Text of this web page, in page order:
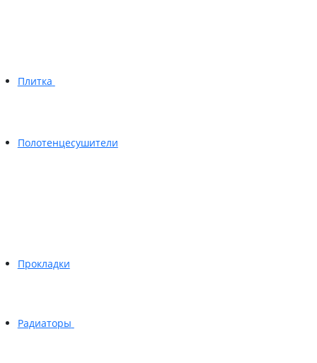
Плитка
Полотенцесушители
Прокладки
Радиаторы